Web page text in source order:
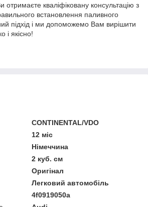
кваліфіковану консультацію з
встановлення паливного
підхід і ми допоможемо Вам вирішити
і якісно!
CONTINENTAL/VDO
12 міс
Німеччина
2 куб. см
Оригінал
Легковий автомобіль
4f0919050a